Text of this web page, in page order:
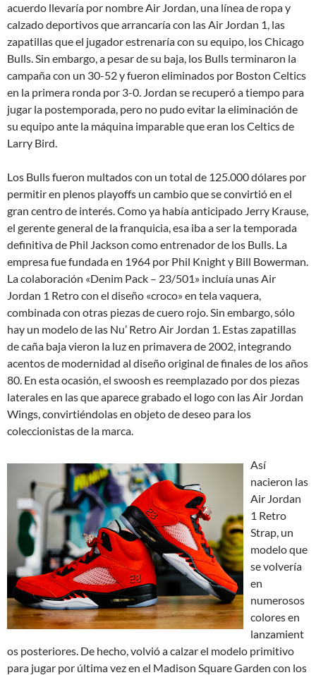
acuerdo llevaría por nombre Air Jordan, una línea de ropa y
calzado deportivos que arrancaría con las Air Jordan 1, las
zapatillas que el jugador estrenaría con su equipo, los Chicago
Bulls. Sin embargo, a pesar de su baja, los Bulls terminaron la
campaña con un 30-52 y fueron eliminados por Boston Celtics
en la primera ronda por 3-0. Jordan se recuperó a tiempo para
jugar la postemporada, pero no pudo evitar la eliminación de
su equipo ante la máquina imparable que eran los Celtics de
Larry Bird.
Los Bulls fueron multados con un total de 125.000 dólares por
permitir en plenos playoffs un cambio que se convirtió en el
gran centro de interés. Como ya había anticipado Jerry Krause,
el gerente general de la franquicia, esa iba a ser la temporada
definitiva de Phil Jackson como entrenador de los Bulls. La
empresa fue fundada en 1964 por Phil Knight y Bill Bowerman.
La colaboración «Denim Pack – 23/501» incluía unas Air
Jordan 1 Retro con el diseño «croco» en tela vaquera,
combinada con otras piezas de cuero rojo. Sin embargo, sólo
hay un modelo de las Nu’ Retro Air Jordan 1. Estas zapatillas
de caña baja vieron la luz en primavera de 2002, integrando
acentos de modernidad al diseño original de finales de los años
80. En esta ocasión, el swoosh es reemplazado por dos piezas
laterales en las que aparece grabado el logo con las Air Jordan
Wings, convirtiéndolas en objeto de deseo para los
coleccionistas de la marca.
Así
nacieron las
Air Jordan
1 Retro
Strap, un
modelo que
se volvería
en
numerosos
colores en
lanzamient
os posteriores. De hecho, volvió a calzar el modelo primitivo
para jugar por última vez en el Madison Square Garden con los